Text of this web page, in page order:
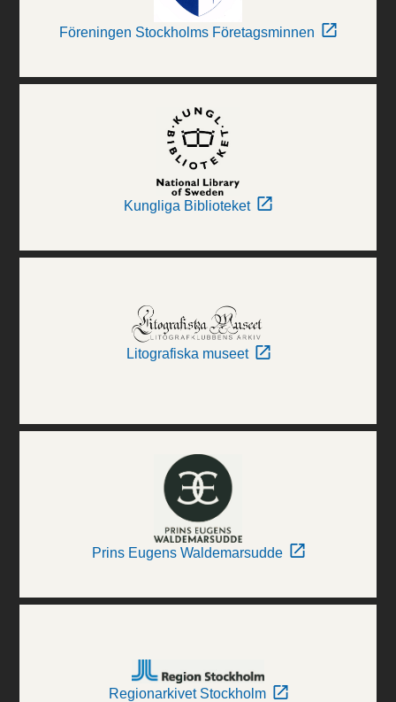
Föreningen Stockholms Företagsminnen
Kungliga Biblioteket
Litografiska museet
Prins Eugens Waldemarsudde
Regionarkivet Stockholm